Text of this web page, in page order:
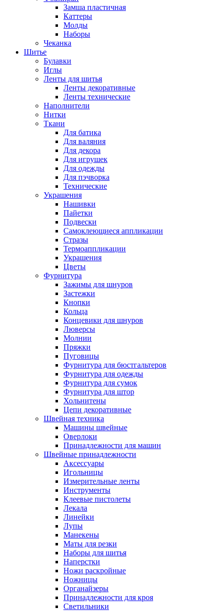
Замша пластичная
Каттеры
Молды
Наборы
Чеканка
Шитье
Булавки
Иглы
Ленты для шитья
Ленты декоративные
Ленты технические
Наполнители
Нитки
Ткани
Для батика
Для валяния
Для декора
Для игрушек
Для одежды
Для пэчворка
Технические
Украшения
Нашивки
Пайетки
Подвески
Самоклеющиеся аппликации
Стразы
Термоаппликации
Украшения
Цветы
Фурнитура
Зажимы для шнуров
Застежки
Кнопки
Кольца
Концевики для шнуров
Люверсы
Молнии
Пряжки
Пуговицы
Фурнитура для бюстгальтеров
Фурнитура для одежды
Фурнитура для сумок
Фурнитура для штор
Хольнитены
Цепи декоративные
Швейная техника
Машины швейные
Оверлоки
Принадлежности для машин
Швейные принадлежности
Аксессуары
Игольницы
Измерительные ленты
Инструменты
Клеевые пистолеты
Лекала
Линейки
Лупы
Манекены
Маты для резки
Наборы для шитья
Наперстки
Ножи раскройные
Ножницы
Органайзеры
Принадлежности для кроя
Светильники